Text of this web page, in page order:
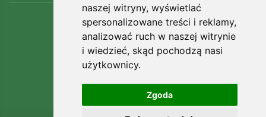
naszej witryny, wyświetlać
spersonalizowane treści i reklamy,
analizować ruch w naszej witrynie
i wiedzieć, skąd pochodzą nasi
użytkownicy.
Zgoda